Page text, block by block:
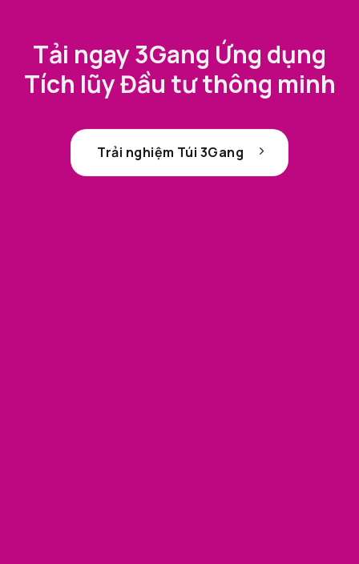
Tải ngay 3Gang Ứng dụng
Tích lũy Đầu tư thông minh
Trải nghiệm Túi 3Gang